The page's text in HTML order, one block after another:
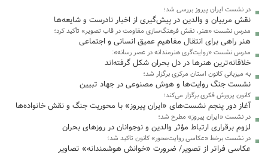
در نشست‌ ایران پیروز بررسی شد؛
نقش مربیان و والدین در پیش‌گیری از اخبار نادرست و شایعه‌ها
مدرس نشست «هنر، نقش فرهنگ‌سازی مقاومت در قاب تصویر» تأکید کرد؛
هنر راهی برای انتقال مفاهیم عمیق انسانی و اجتماعی
مدرس نشست «روایت‌گری هنرمندانه در عصر رسانه»:
خلاقانه‌ترین هنرها در دل بحران شکل گرفته‌اند
به میزبانی کانون استان مرکزی برگزار شد؛
نشست جنگ روایت‌ها و هوش مصنوعی در جهاد تبیین
کانون پرورش فکری برگزار می‌کند؛
آغاز دور پنجم نشست‌های «ایران پیروز» با محوریت جنگ و نقش خانواده‌ها
در نشست «ایران پیروز» مطرح شد؛
لزوم برقراری ارتباط مؤثر والدین و نوجوانان در روزهای بحران
در نشست برخط «عکاسی روایت‌محور» کانون تاکید شد؛
عکاسی فراتر از تصویر/ ضرورت «خوانش هوشمندانه» تصاویر